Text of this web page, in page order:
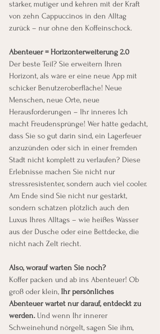
stärker, mutiger und kehren mit der Kraft
von zehn Cappuccinos in den Alltag
zurück – nur ohne den Koffeinschock.
Abenteuer = Horizonterweiterung 2.0
Der beste Teil? Sie erweitern Ihren
Horizont, als wäre er eine neue App mit
schicker Benutzeroberfläche! Neue
Menschen, neue Orte, neue
Herausforderungen – Ihr inneres Ich
macht Freudensprünge! Wer hätte gedacht,
dass Sie so gut darin sind, ein Lagerfeuer
anzuzünden oder sich in einer fremden
Stadt nicht komplett zu verlaufen? Diese
Erlebnisse machen Sie nicht nur
stressresistenter, sondern auch viel cooler.
Am Ende sind Sie nicht nur gestärkt,
sondern schätzen plötzlich auch den
Luxus Ihres Alltags – wie heißes Wasser
aus der Dusche oder eine Bettdecke, die
nicht nach Zelt riecht.
Also, worauf warten Sie noch?
Koffer packen und ab ins Abenteuer! Ob
groß oder klein, Ihr persönliches
Abenteuer wartet nur darauf, entdeckt zu
werden. Und wenn Ihr innerer
Schweinehund nörgelt, sagen Sie ihm,